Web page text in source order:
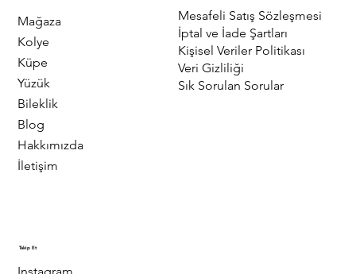
Mağaza
Kolye
Küpe
Yüzük
Bileklik
Blog
Hakkımızda
İletişim
Mesafeli Satış Sözleşmesi
İptal ve İade Şartları
Kişisel Veriler Politikası
Veri Gizliliği
Sık Sorulan Sorular
Takip Et
Instagram